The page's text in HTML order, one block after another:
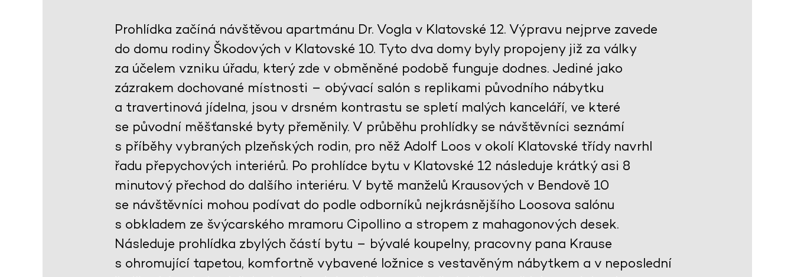
Prohlídka začíná návštěvou apartmánu Dr. Vogla v Klatovské 12. Výpravu nejprve zavede
do domu rodiny Škodových v Klatovské 10. Tyto dva domy byly propojeny již za války
za účelem vzniku úřadu, který zde v obměněné podobě funguje dodnes. Jediné jako
zázrakem dochované místnosti – obývací salón s replikami původního nábytku
a travertinová jídelna, jsou v drsném kontrastu se spletí malých kanceláří, ve které
se původní měšťanské byty přeměnily. V průběhu prohlídky se návštěvníci seznámí
s příběhy vybraných plzeňských rodin, pro něž Adolf Loos v okolí Klatovské třídy navrhl
řadu přepychových interiérů. Po prohlídce bytu v Klatovské 12 následuje krátký asi 8
minutový přechod do dalšího interiéru. V bytě manželů Krausových v Bendově 10
se návštěvníci mohou podívat do podle odborníků nejkrásnějšího Loosova salónu
s obkladem ze švýcarského mramoru Cipollino a stropem z mahagonových desek.
Následuje prohlídka zbylých částí bytu – bývalé koupelny, pracovny pana Krause
s ohromující tapetou, komfortně vybavené ložnice s vestavěným nábytkem a v neposlední